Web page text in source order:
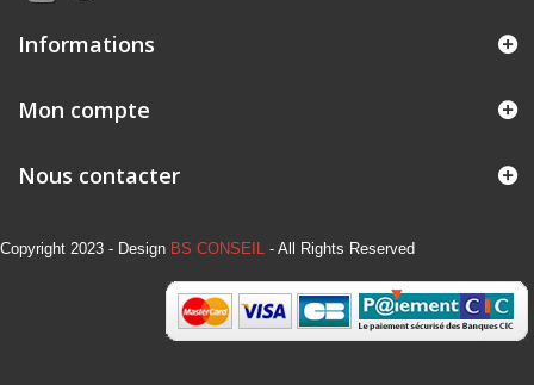
Informations
Mon compte
Nous contacter
Copyright 2023 - Design BS CONSEIL - All Rights Reserved